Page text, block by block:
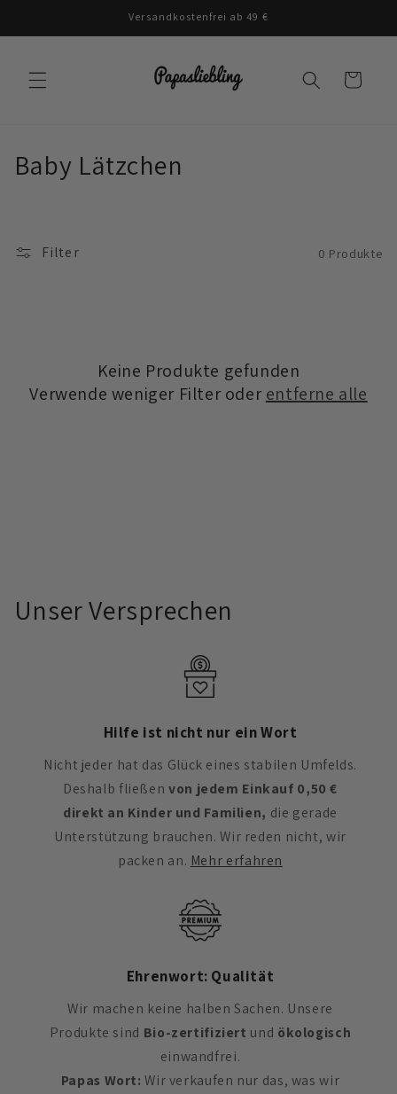
Inhalt
Versandkostenfrei ab 49 €
Warenkorb
K
e
Baby Lätzchen
Filter 0 Produkte
Keine Produkte gefunden
Verwende weniger Filter oderentferne alle
Unser Versprechen
Hilfe ist nicht nur ein Wort
Nicht jeder hat das Glück eines stabilen Umfelds.
Deshalb fließen von jedem Einkauf 0,50 €
direkt an Kinder und Familien, die gerade
Unterstützung brauchen. Wir reden nicht, wir
packen an. Mehr erfahren
Ehrenwort: Qualität
Wir machen keine halben Sachen. Unsere
Produkte sind Bio-zertifiziert und ökologisch
einwandfrei.
Papas Wort: Wir verkaufen nur das, was wir